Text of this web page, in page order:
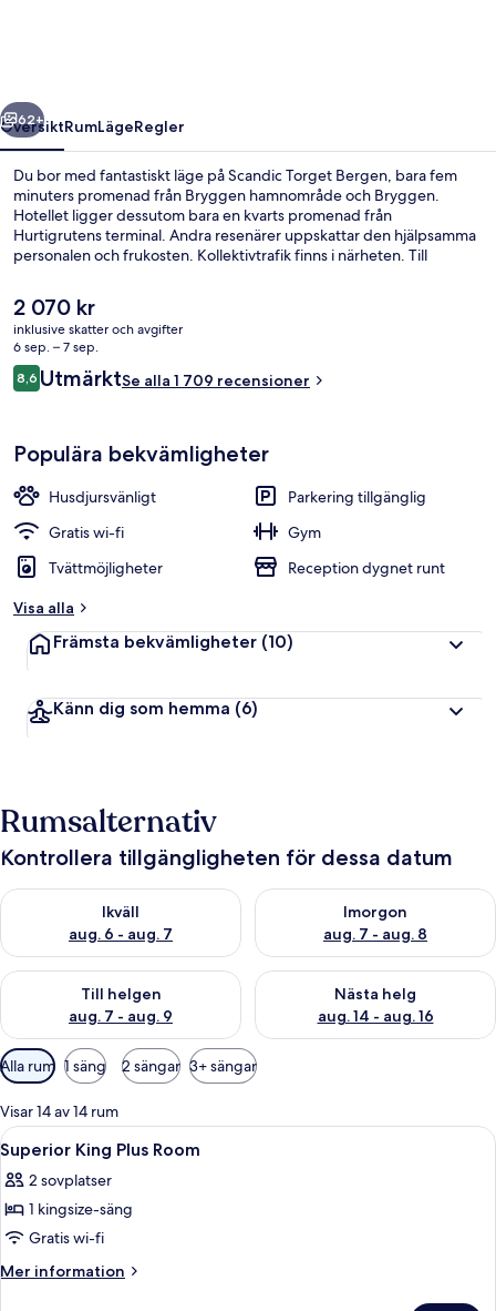
Nästa
62+
ÖversiktRumLägeRegler
Du bor med fantastiskt läge på Scandic Torget Bergen, bara fem
minuters promenad från Bryggen hamnområde och Bryggen.
Hotellet ligger dessutom bara en kvarts promenad från
Hurtigrutens terminal. Andra resenärer uppskattar den hjälpsamma
personalen och frukosten. Kollektivtrafik finns i närheten. Till
är det 9 minuter.
Det
nuvarande
priset
är
2 070 kr
2 070 kr
inklusive skatter och avgifter
6 sep. – 7 sep.
Recensioner
8,68,6 av 10,
UtmärktSe alla 1 709 recensioner
Populära bekvämligheter
Husdjursvänligt
Parkering tillgänglig
Gratis wi-fi
Gym
Tvättmöjligheter
Reception dygnet runt
Visa alla
Främsta bekvämligheter (10)
Känn dig som hemma (6)
Rumsalternativ
Kontrollera tillgängligheten för dessa datum
Ikväll
aug. 6 - aug. 7
Kontrollera tillgängligheten för ikväll aug. 6 - aug. 7
Imorgon
aug. 7 - aug. 8
Kontrollera tillgängligheten
Till helgen
aug. 7 - aug. 9
Kontrollera tillgängligheten för den här helgen aug. 7 - aug. 9
Nästa helg
aug. 14 - aug. 16
Kontrollera tillgängligheten
Tillgängliga
filter
för
rum
Alla rum 1 säng 2 sängar 3+ sängar
Visar 14 av 14 rum
Öppna
alla
foton
för
Superior
King
Mörkläggningsgardiner, strykjärn/
4
Superior King Plus Room
2 sovplatser
1 kingsize-säng
Gratis wi-fi
Mer information
Mer